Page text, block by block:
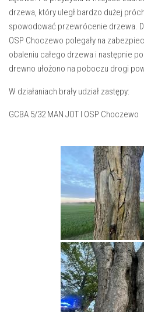
drzewa, który uległ bardzo dużej
spowodować przewrócenie drzewa.
OSP Choczewo polegały na
obaleniu całego drzewa i następnie
drewno ułożono na poboczu drogi
W działaniach brały udział zastępy:
GCBA 5/32 MAN JOT I OSP Choczewo